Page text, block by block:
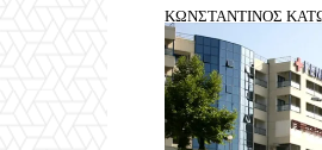
ΚΩΝΣΤΑΝΤΙΝΟΣ